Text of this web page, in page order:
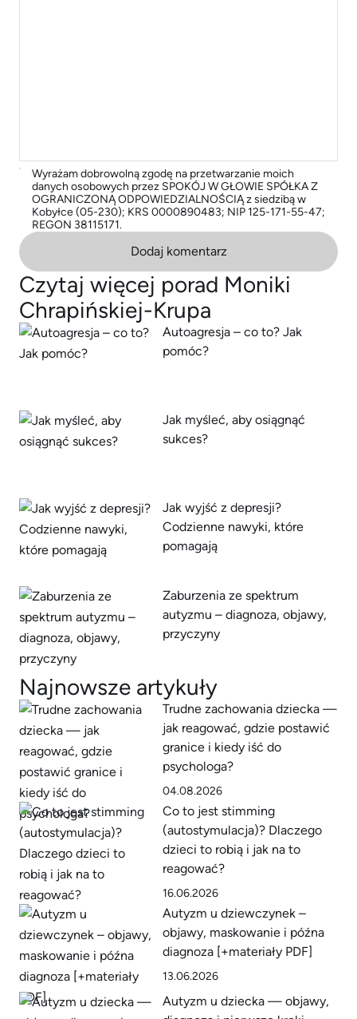
Wyrażam dobrowolną zgodę na przetwarzanie moich
danych osobowych przez SPOKÓJ W GŁOWIE SPÓŁKA Z
OGRANICZONĄ ODPOWIEDZIALNOŚCIĄ z siedzibą w
Kobyłce (05-230); KRS 0000890483; NIP 125-171-55-47;
REGON 38115171.
Dodaj komentarz
Czytaj więcej porad Moniki
Chrapińskiej-Krupa
Autoagresja – co to? Jak
pomóc?
Jak myśleć, aby osiągnąć
sukces?
Jak wyjść z depresji?
Codzienne nawyki, które
pomagają
Zaburzenia ze spektrum
autyzmu – diagnoza, objawy,
przyczyny
Najnowsze artykuły
Trudne zachowania dziecka —
jak reagować, gdzie postawić
granice i kiedy iść do
psychologa?
04.08.2026
Co to jest stimming
(autostymulacja)? Dlaczego
dzieci to robią i jak na to
reagować?
16.06.2026
Autyzm u dziewczynek –
objawy, maskowanie i późna
diagnoza [+materiały PDF]
13.06.2026
Autyzm u dziecka — objawy,